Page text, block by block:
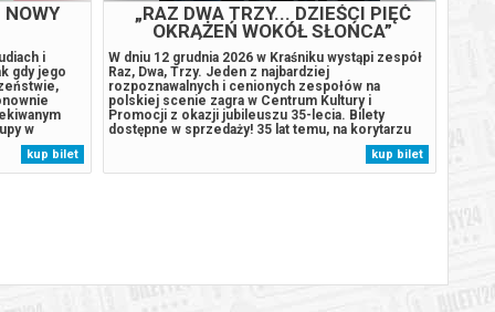
i
gdy jego
w
na adres...
kup bilet
„RAZ DWA TRZY... DZIEŚCI PIĘĆ
OKRĄŻEŃ WOKÓŁ SŁOŃCA”
JUBILEUSZ 35-LECIA ZESPOŁU !
W dniu 12 grudnia 2026 w Kraśniku wystąpi zespół
Raz, Dwa, Trzy. Jeden z najbardziej
rozpoznawalnych i cenionych zespołów na
polskiej scenie zagra w Centrum Kultury i
Promocji z okazji jubileuszu 35-lecia. Bilety
dostępne w sprzedaży! 35 lat temu, na korytarzu
akademika w Zielonej Górze trójka młodych ludzi
zagrała pierwsze wspólne dźwięki i zaczęła się
historia. Historia zespołu, który pozostał wierny...
kup bilet